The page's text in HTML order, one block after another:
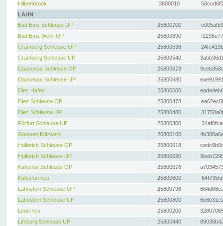
Hilkenbrook
3800010
LAHN
Bad Ems Schleuse UP
25800700
Bad Ems Wehr OP
25800690
Cramberg Schleuse OP
25800538
Cramberg Schleuse UP
25800540
Dausenau Schleuse OP
25800678
Dausenau Schleuse UP
25800680
Diez Hafen
25800500
Diez Schleuse OP
25800478
Diez Schleuse UP
25800480
Fürfurt Schleuse UP
25800300
Giessen Klärwerk
25800100
Hollerich Schleuse OP
25800618
Hollerich Schleuse UP
25800620
Kalkofen Schleuse OP
25800578
Kalkofen neu
25800600
Lahnstein Schleuse OP
25800798
Lahnstein Schleuse UP
25800800
Leun neu
25800200
Limburg Schleuse UP
25800440